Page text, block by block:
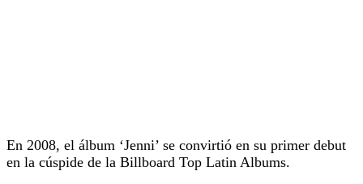
En 2008, el álbum ‘Jenni’ se convirtió en su primer debut
en la cúspide de la Billboard Top Latin Albums.